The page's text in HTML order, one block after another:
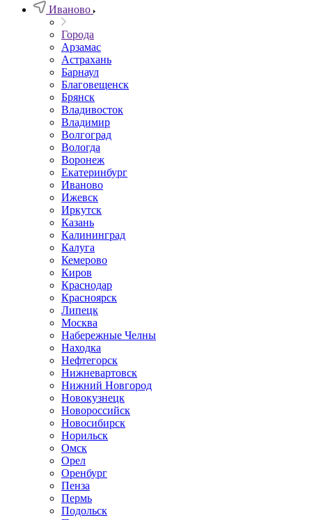
Иваново
Города
Арзамас
Астрахань
Барнаул
Благовещенск
Брянск
Владивосток
Владимир
Волгоград
Вологда
Воронеж
Екатеринбург
Иваново
Ижевск
Иркутск
Казань
Калининград
Калуга
Кемерово
Киров
Краснодар
Красноярск
Липецк
Москва
Набережные Челны
Находка
Нефтегорск
Нижневартовск
Нижний Новгород
Новокузнецк
Новороссийск
Новосибирск
Норильск
Омск
Орел
Оренбург
Пенза
Пермь
Подольск